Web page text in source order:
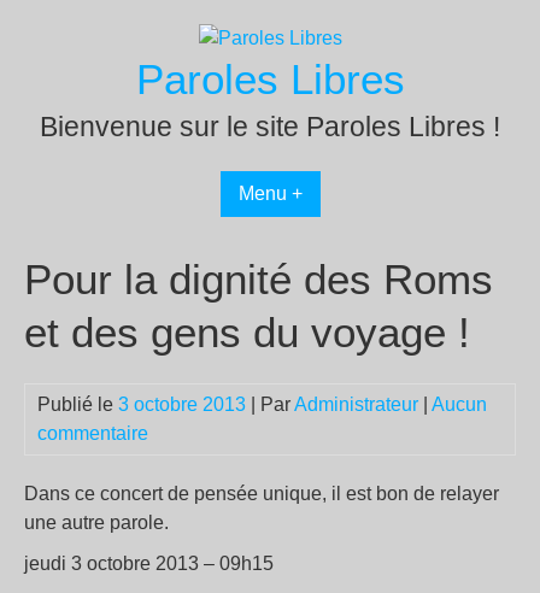
Paroles Libres
Bienvenue sur le site Paroles Libres !
Menu +
Pour la dignité des Roms
et des gens du voyage !
Publié le 3 octobre 2013 | ParAdministrateur
Aucun
commentaire
Dans ce concert de pensée unique, il est bon de relayer
une autre parole.
jeudi 3 octobre 2013 – 09h15